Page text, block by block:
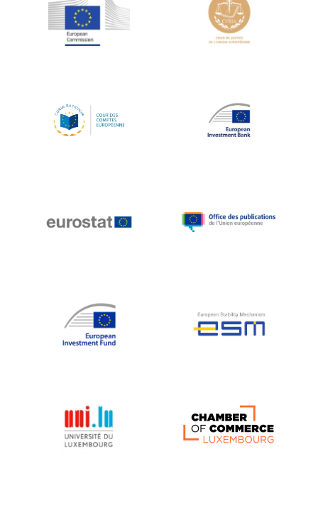
Jean-Louis Schiltz
Jean-Victor Louis
Johnny Åkerholm
Katharien L.C. Hunt
Klaus-Heiner Lehne
Koen LENAERTS
Lars Heikensten
Lucas Papademos
Máire Geoghegan-Quinn